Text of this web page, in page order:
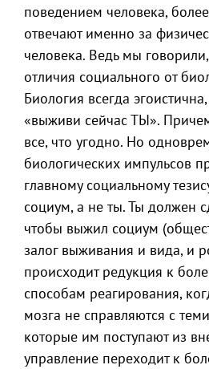
поведением человека,
отвечают именно за
человека. Ведь мы
отличия социального от
Биология всегда
«выживи сейчас ТЫ».
все, что угодно. Но
биологических импульсов
главному социальному
социум, а не ты. Ты должен
чтобы выжил социум
залог выживания и вида, и
происходит редукция к
способам реагирования,
мозга не справляются с
которые им поступают из
управление переходит к